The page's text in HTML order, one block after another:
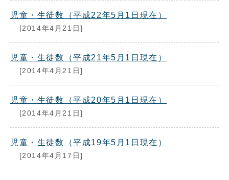
児童・生徒数（平成22年5月1日現在）
[2014年4月21日]
児童・生徒数（平成21年5月1日現在）
[2014年4月21日]
児童・生徒数（平成20年5月1日現在）
[2014年4月21日]
児童・生徒数（平成19年5月1日現在）
[2014年4月17日]